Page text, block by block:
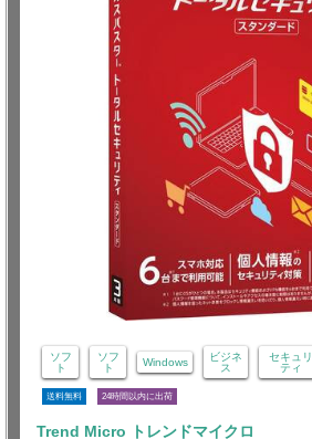
ソフ
ト
ソフ
ト
Windows
ビジネ
ス
セキュリ
ティ
送料無料 24時間以内に出荷
Trend Micro トレンドマイクロ